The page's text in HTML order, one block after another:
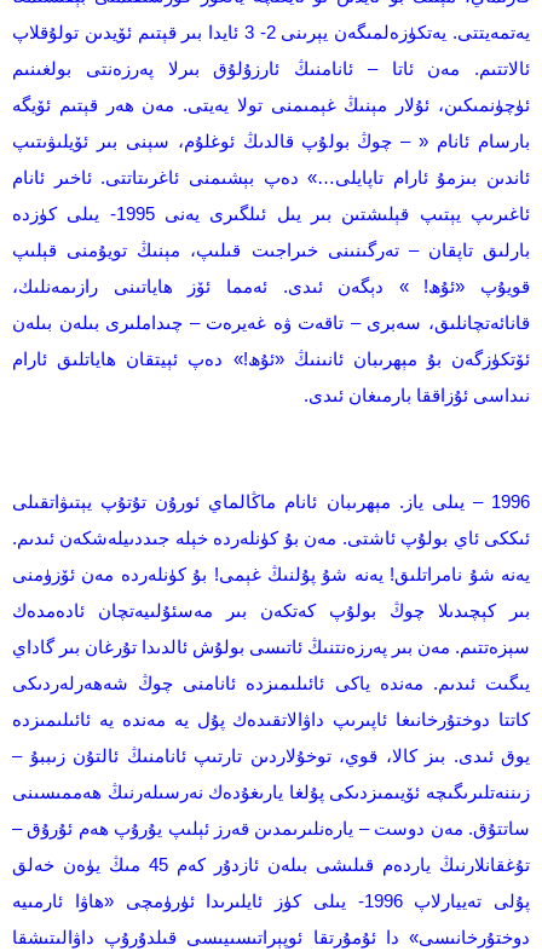
يەتمەيتتى. يەتكۈزەلمىگەن يېرىنى 2- 3 ئايدا بىر قېتىم ئۆيدىن تولۇقلاپ
ئالاتتىم. مەن ئاتا – ئانامنىڭ ئارزۇلۇق بىرلا پەرزەنتى بولغىنىم
ئۈچۈنمىكىن، ئۇلار مېنىڭ غېمىمنى تولا يەيتى. مەن ھەر قېتىم ئۆيگە
بارسام ئانام « – چوڭ بولۇپ قالدىڭ ئوغلۇم، سېنى بىر ئۆيلىۋىتىپ
ئاندىن بىزمۇ ئارام تاپايلى…» دەپ بېشىمنى ئاغرىتاتتى. ئاخىر ئانام
ئاغىرىپ يېتىپ قېلىشتىن بىر يىل ئىلگىرى يەنى 1995- يىلى كۈزدە
بارلىق تاپقان – تەرگىنىنى خىراجىت قىلىپ، مېنىڭ تويۇمنى قېلىپ
قويۇپ «ئۇھ! » دېگەن ئىدى. ئەمما ئۆز ھاياتىنى رازىمەنلىك،
قانائەتچانلىق، سەبرى – تاقەت ۋە غەيرەت – چىداملىرى بىلەن بىلەن
ئۆتكۈزگەن بۇ مېھرىبان ئانىنىڭ «ئۇھ!» دەپ ئېيتقان ھاياتلىق ئارام
نىداسى ئۇزاققا بارمىغان ئىدى.
1996 – يىلى ياز. مېھرىبان ئانام ماڭالماي ئورۇن تۇتۇپ يېتىۋاتقىلى
ئىككى ئاي بولۇپ ئاشتى. مەن بۇ كۈنلەردە خېلە جىددىيلەشكەن ئىدىم.
يەنە شۇ نامراتلىق! يەنە شۇ پۇلنىڭ غېمى! بۇ كۈنلەردە مەن ئۆزۈمنى
بىر كېچىدىلا چوڭ بولۇپ كەتكەن بىر مەسئۇلىيەتچان ئادەمدەك
سېزەتتىم. مەن بىر پەرزەنتنىڭ ئاتىسى بولۇش ئالدىدا تۇرغان بىر گاداي
يىگىت ئىدىم. مەندە ياكى ئائىلىمىزدە ئانامنى چوڭ شەھەرلەردىكى
كاتتا دوختۇرخانىغا ئاپىرىپ داۋالاتقىدەك پۇل يە مەندە يە ئائىلىمىزدە
يوق ئىدى. بىز كالا، قوي، توخۇلاردىن تارتىپ ئانامنىڭ ئالتۇن زىببۇ –
زىننەتلىرىگىچە ئۆيىمىزدىكى پۇلغا يارىغۇدەك نەرسىلەرنىڭ ھەممىسىنى
ساتتۇق. مەن دوست – يارەنلىرىمدىن قەرز ئېلىپ يۇرۇپ ھەم ئۇرۇق –
تۇغقانلارنىڭ ياردەم قىلىشى بىلەن ئازدۇر كەم 45 مىڭ يۈەن خەلق
پۇلى تەييارلاپ 1996- يىلى كۈز ئايلىرىدا ئۈرۈمچى «ھاۋا ئارمىيە
دوختۇرخانىسى» دا ئۇمۇرتقا ئوپېراتىسىيىسى قىلدۇرۇپ داۋالىتىشقا